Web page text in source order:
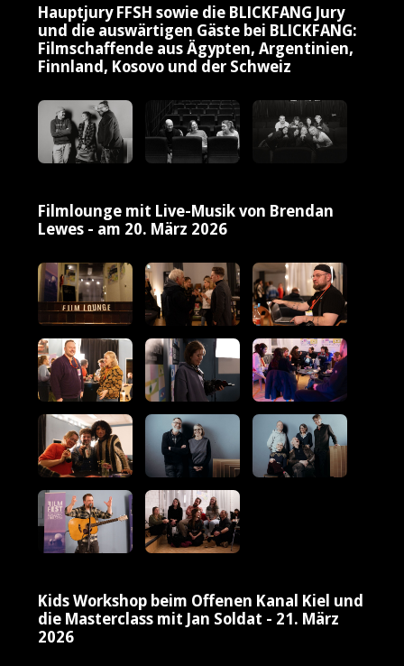
Hauptjury FFSH sowie die BLICKFANG Jury
und die auswärtigen Gäste bei BLICKFANG:
Filmschaffende aus Ägypten, Argentinien,
Finnland, Kosovo und der Schweiz
Filmlounge mit Live-Musik von Brendan
Lewes - am 20. März 2026
Kids Workshop beim Offenen Kanal Kiel und
die Masterclass mit Jan Soldat - 21. März
2026